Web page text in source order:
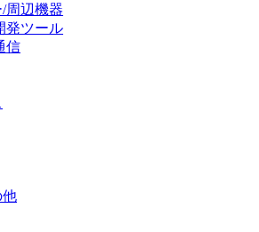
周辺機器
発ツール
信
他